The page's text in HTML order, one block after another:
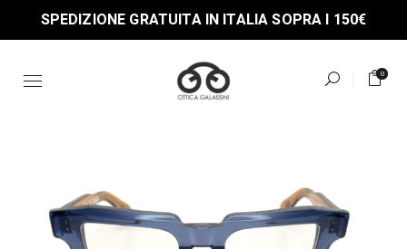
the
SPEDIZIONE GRATUITA IN ITALIA SOPRA I 150€
0